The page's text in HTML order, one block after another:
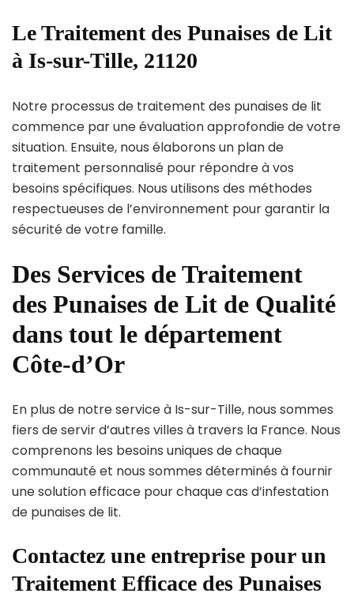
Le Traitement des Punaises de Lit
à Is-sur-Tille, 21120
Notre processus de traitement des punaises de lit
commence par une évaluation approfondie de votre
situation. Ensuite, nous élaborons un plan de
traitement personnalisé pour répondre à vos
besoins spécifiques. Nous utilisons des méthodes
respectueuses de l’environnement pour garantir la
sécurité de votre famille.
Des Services de Traitement
des Punaises de Lit de Qualité
dans tout le département
Côte-d’Or
En plus de notre service à Is-sur-Tille, nous sommes
fiers de servir d’autres villes à travers la France. Nous
comprenons les besoins uniques de chaque
communauté et nous sommes déterminés à fournir
une solution efficace pour chaque cas d’infestation
de punaises de lit.
Contactez une entreprise pour un
Traitement Efficace des Punaises